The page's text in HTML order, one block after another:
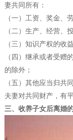
妻共同所有：
（一）工资、奖金、
（二）生产、经营、
（三）知识产权的收益
（四）继承或者受赠
的除外；
（五）其他应当归共
夫妻对共同财产，有
三、收养子女后离婚